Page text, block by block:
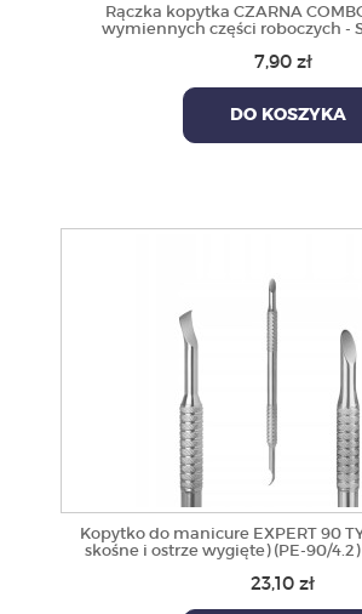
Rączka kopytka CZARNA
wymiennych części roboczych -
7,90 zł
DO KOSZYKA
Kopytko do manicure EXPERT 90
skośne i ostrze wygięte) (PE-90/4.2)
23,10 zł